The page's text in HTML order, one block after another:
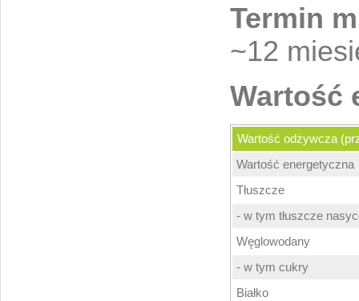
Termin
~12
Wartość
Wartość odżywcza
Wartość energetyczna
Tłuszcze
- w tym tłuszcze
Węglowodany
- w tym cukry
Białko